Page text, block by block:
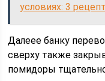
условиях: 3
Далеее банку
сверху также
помидоры